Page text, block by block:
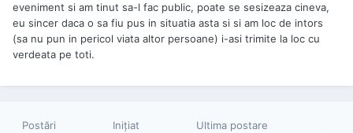
eveniment si am tinut sa-l fac public, poate se sesizeaza cineva,
eu sincer daca o sa fiu pus in situatia asta si si am loc de intors
(sa nu pun in pericol viata altor persoane) i-asi trimite la loc cu
verdeata pe toti.
Postări Iniţiat Ultima postare